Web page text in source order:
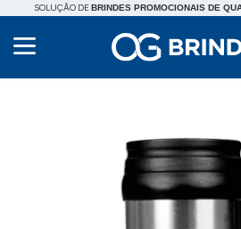
SOLUÇÃO DEBRINDES PROMOCIONAIS DE